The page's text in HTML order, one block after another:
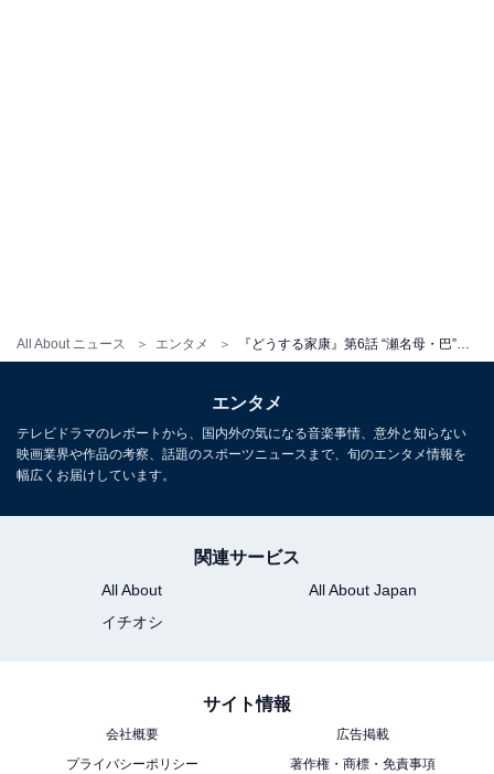
All About ニュース エンタメ
『どうする家康』あらすじバックナンバー
エンタメ
テレビドラマのレポートから、国内外の気になる音楽事情、意外と知らない
映画業界や作品の考察、話題のスポーツニュースまで、旬のエンタメ情報を
幅広くお届けしています。
関連サービス
All About
All About Japan
イチオシ
サイト情報
会社概要
広告掲載
プライバシーポリシー
著作権・商標・免責事項